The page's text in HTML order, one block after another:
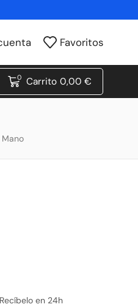
Favoritos
0 Carrito 0,00€
Recíbelo en 24h